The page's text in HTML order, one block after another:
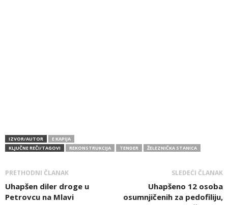
IZVOR/AUTOR
E KAPIJA
KLJUČNE REČI/TAGOVI
REKONSTRUKCIJA TENDER ŽELEZNIČKA STANICA
PRETHODNI ČLANAK
Uhapšen diler droge u
Petrovcu na Mlavi
SLEDEĆI ČLANAK
Uhapšeno 12 osoba
osumnjičenih za pedofiliju,